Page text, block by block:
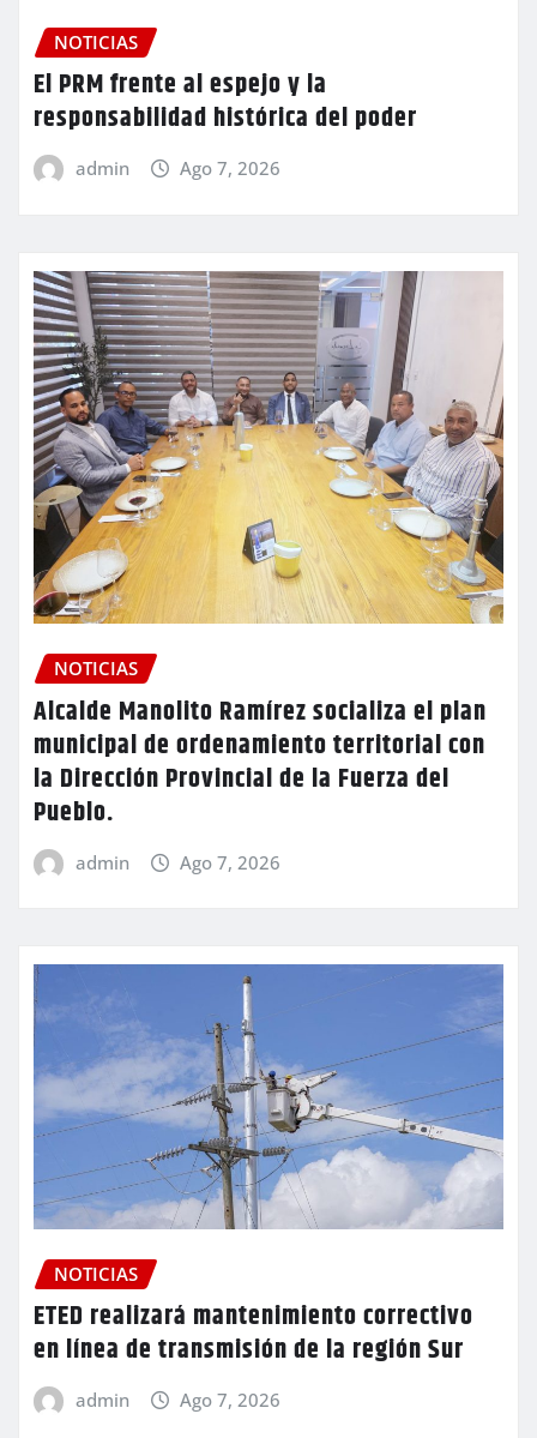
NOTICIAS
El PRM frente al espejo y la
responsabilidad histórica del poder
admin Ago 7, 2026
NOTICIAS
Alcalde Manolito Ramírez socializa el plan
municipal de ordenamiento territorial con
la Dirección Provincial de la Fuerza del
Pueblo.
admin Ago 7, 2026
NOTICIAS
ETED realizará mantenimiento correctivo
en línea de transmisión de la región Sur
admin Ago 7, 2026